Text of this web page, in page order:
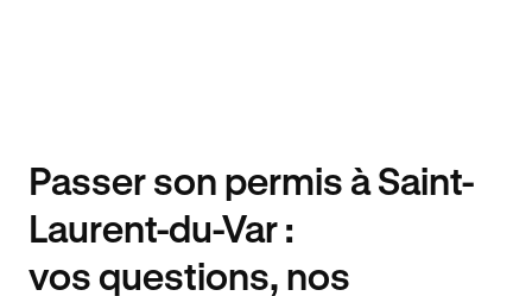
Passer son permis à Saint-
Laurent-du-Var :
vos questions, nos